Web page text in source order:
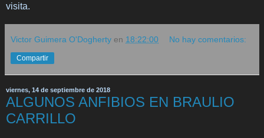
visita.
Victor Guimera O'Dogherty en 18:22:00 No hay comentarios:
Compartir
viernes, 14 de septiembre de 2018
ALGUNOS ANFIBIOS EN BRAULIO
CARRILLO